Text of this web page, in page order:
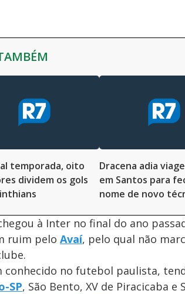
temporada, oito
dividem os gols
Dracena adia
em Santos para
nome de novo
à Inter no final do ano
ruim pelo Avaí, pelo qual não
conhecido no futebol paulista,
SP, São Bento, XV de Piracicaba